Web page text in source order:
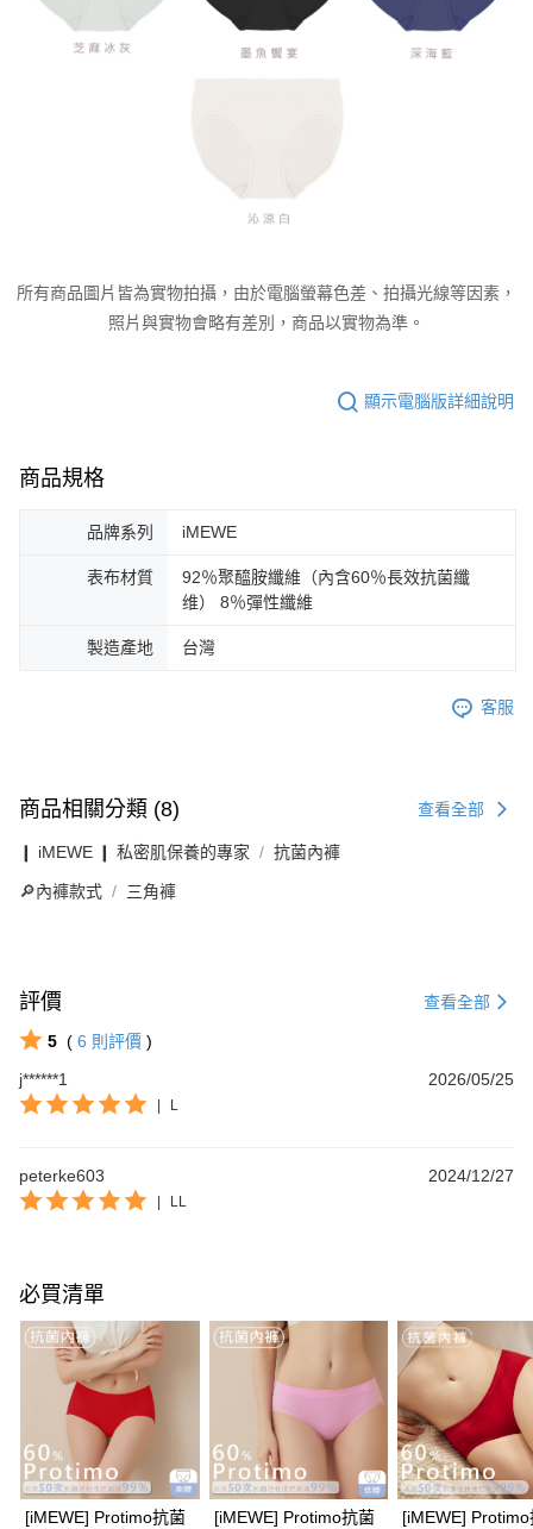
所有商品圖片皆為實物拍攝，由於電腦螢幕色差、拍攝光線等因素，
照片與實物會略有差別，商品以實物為準。
顯示電腦版詳細說明
商品規格
品牌系列 iMEWE
表布材質
92％聚醯胺纖維（內含60％長效抗菌纖
维） 8％彈性纖維
製造產地 台灣
客服
商品相關分類 (8) 查看全部
❙ iMEWE ❙ 私密肌保養的專家 抗菌內褲
🔎內褲款式 三角褲
評價 查看全部
5 ( 6 則評價 )
j******1
2026/05/25
| L
peterke603 2024/12/27
| LL
必買清單
[iMEWE] Protimo抗菌 [iMEWE] Protimo抗菌 [iMEWE]